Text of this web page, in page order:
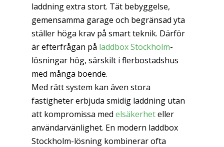
laddning extra stort. Tät bebyggelse,
gemensamma garage och begränsad yta
ställer höga krav på smart teknik. Därför
är efterfrågan på laddbox Stockholm-
lösningar hög, särskilt i flerbostadshus
med många boende.
Med rätt system kan även stora
fastigheter erbjuda smidig laddning utan
att kompromissa med elsäkerheteller
användarvänlighet. En modern laddbox
Stockholm-lösning kombinerar ofta